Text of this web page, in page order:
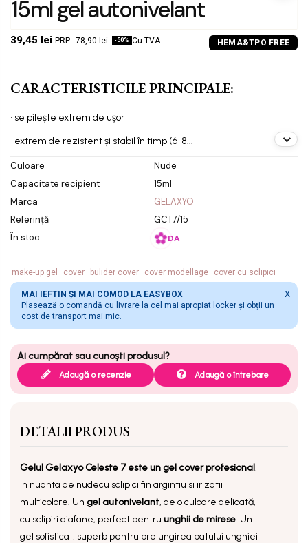
15ml gel autonivelant
39,45 lei 78,90 lei -50% Cu TVA
CARACTERISTICILE PRINCIPALE:
• se pilește extrem de ușor
• extrem de rezistent și stabil în timp (6-8...
Culoare
Nude
Capacitate recipient
15ml
Marca
GELAXYO
Referință
GCT7/15
În stoc
DA
make-up gel cover bulider cover cover modellage cover cu sclipici
MAI IEFTIN ȘI MAI COMOD LA EASYBOX
Plasează o comandă cu livrare la cel mai apropiat locker și obții un
cost de transport mai mic.
X
Adaugă o recenzie Adaugă o întrebare
DETALII PRODUS
Gelul Gelaxyo Celeste 7 este un gel cover profesional,
in nuanta de nudecu sclipici fin argintiu si irizatii
multicolore. Un gel autonivelant, de o culoare delicată,
cu sclipiri diafane, perfect pentru unghii de mirese. Un
gel sofisticat, superb pentru prelungirea patului unghiei